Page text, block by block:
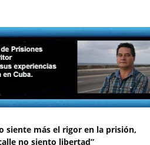
siente más el rigor en la prisión,
no siento libertad”